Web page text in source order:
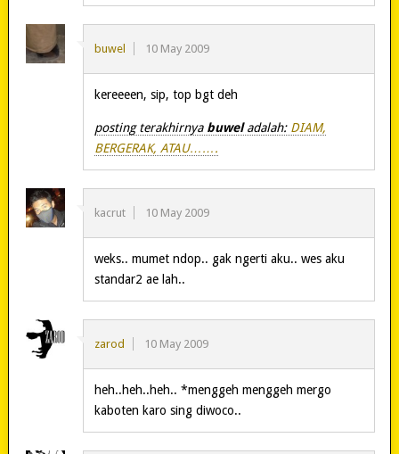
buwel 10 May 2009
kereeeen, sip, top bgt deh
posting terakhirnya buweladalah: DIAM,
BERGERAK, ATAU…….
kacrut 10 May 2009
weks.. mumet ndop.. gak ngerti aku.. wes aku
standar2 ae lah..
zarod 10 May 2009
heh..heh..heh.. *menggeh menggeh mergo
kaboten karo sing diwoco..